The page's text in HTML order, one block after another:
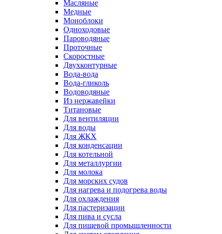
Масляные
Медные
Моноблоки
Одноходовые
Пароводяные
Проточные
Скоростные
Двухконтурные
Вода-вода
Вода-гликоль
Водоводяные
Из нержавейки
Титановые
Для вентиляции
Для воды
Для ЖКХ
Для конденсации
Для котельной
Для металлургии
Для молока
Для морских судов
Для нагрева и подогрева воды
Для охлаждения
Для пастеризации
Для пива и сусла
Для пищевой промышленности